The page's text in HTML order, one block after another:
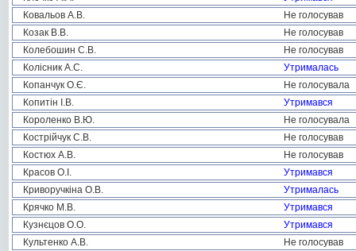
Ковальов А.В.
Не голосував
Козак В.В.
Не голосував
Колебошин С.В.
Не голосував
Колісник А.С.
Утрималась
Копанчук О.Є.
Не голосувала
Копитін І.В.
Утримався
Короленко В.Ю.
Не голосувала
Кострійчук С.В.
Не голосував
Костюх А.В.
Не голосував
Красов О.І.
Утримався
Криворучкіна О.В.
Утрималась
Крячко М.В.
Утримався
Кузнєцов О.О.
Утримався
Культенко А.В.
Не голосував